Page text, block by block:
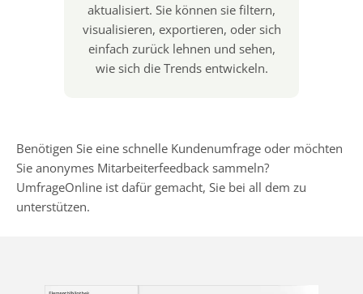
aktualisiert. Sie können sie filtern,
visualisieren, exportieren, oder sich
einfach zurück lehnen und sehen,
wie sich die Trends entwickeln.
Benötigen Sie eine schnelle Kundenumfrage oder möchten
Sie anonymes Mitarbeiterfeedback sammeln?
UmfrageOnline ist dafür gemacht, Sie bei all dem zu
unterstützen.